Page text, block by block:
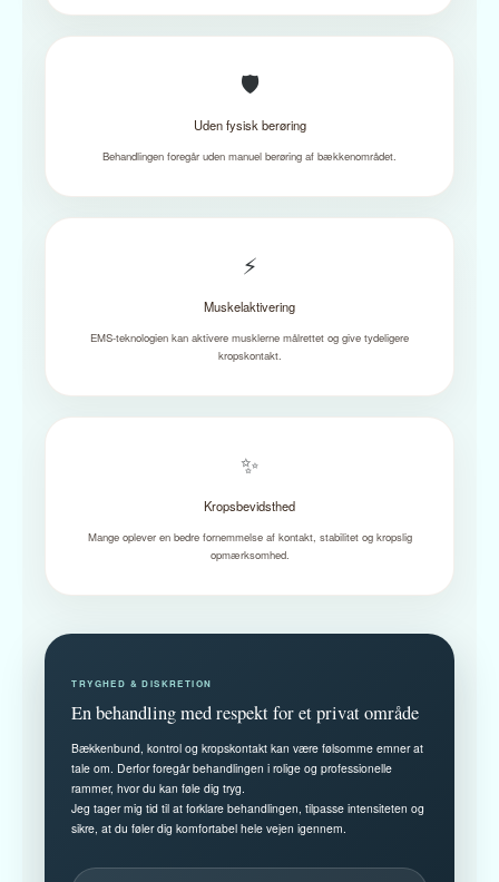
🛡️
Uden fysisk berøring
Behandlingen foregår uden manuel berøring af bækkenområdet.
⚡
Muskelaktivering
EMS-teknologien kan aktivere musklerne målrettet og give tydeligere
kropskontakt.
✨
Kropsbevidsthed
Mange oplever en bedre fornemmelse af kontakt, stabilitet og kropslig
opmærksomhed.
TRYGHED & DISKRETION
En behandling med respekt for et privat område
Bækkenbund, kontrol og kropskontakt kan være følsomme emner at
tale om. Derfor foregår behandlingen i rolige og professionelle
rammer, hvor du kan føle dig tryg.
Jeg tager mig tid til at forklare behandlingen, tilpasse intensiteten og
sikre, at du føler dig komfortabel hele vejen igennem.